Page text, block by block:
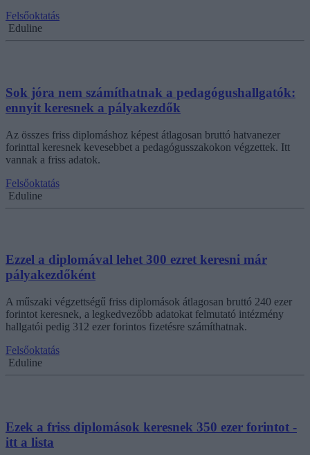
Felsőoktatás
Eduline
Sok jóra nem számíthatnak a pedagógushallgatók:
ennyit keresnek a pályakezdők
Az összes friss diplomáshoz képest átlagosan bruttó hatvanezer
forinttal keresnek kevesebbet a pedagógusszakokon végzettek. Itt
vannak a friss adatok.
Felsőoktatás
Eduline
Ezzel a diplomával lehet 300 ezret keresni már
pályakezdőként
A műszaki végzettségű friss diplomások átlagosan bruttó 240 ezer
forintot keresnek, a legkedvezőbb adatokat felmutató intézmény
hallgatói pedig 312 ezer forintos fizetésre számíthatnak.
Felsőoktatás
Eduline
Ezek a friss diplomások keresnek 350 ezer forintot -
itt a lista